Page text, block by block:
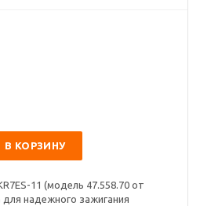
В КОРЗИНУ
11 (модель 47.558.70 от
надежного зажигания